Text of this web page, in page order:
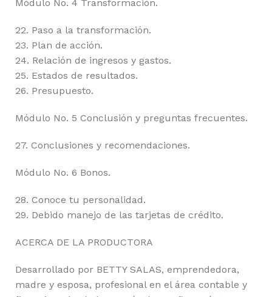
Módulo No. 4 Transformación.
22. Paso a la transformación.
23. Plan de acción.
24. Relación de ingresos y gastos.
25. Estados de resultados.
26. Presupuesto.
Módulo No. 5 Conclusión y preguntas frecuentes.
27. Conclusiones y recomendaciones.
Módulo No. 6 Bonos.
28. Conoce tu personalidad.
29. Debido manejo de las tarjetas de crédito.
ACERCA DE LA PRODUCTORA
Desarrollado por BETTY SALAS, emprendedora,
madre y esposa, profesional en el área contable y